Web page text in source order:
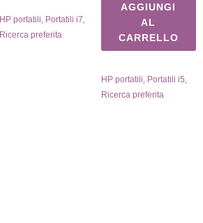
HP portatili, Portatili i7,
Ricerca preferita
AGGIUNGI
AL
CARRELLO
HP portatili Portatili i5
Ricerca preferita